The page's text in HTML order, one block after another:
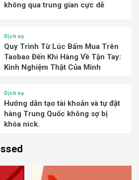
không qua trung gian cực dễ
Dịch vụ
Quy Trình Từ Lúc Bấm Mua Trên
Taobao Đến Khi Hàng Về Tận Tay:
Kinh Nghiệm Thật Của Mình
Dịch vụ
Hướng dẫn tạo tài khoản và tự đặt
hàng Trung Quốc không sợ bị
khóa nick.